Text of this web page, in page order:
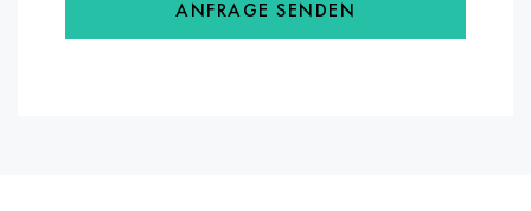
ANFRAGE SENDEN